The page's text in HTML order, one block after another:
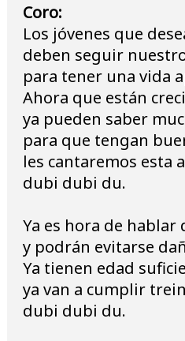
Coro:
Los jóvenes que
deben seguir
para tener una vida
Ahora que están
ya pueden saber
para que tengan
les cantaremos esta
dubi dubi du.
Ya es hora de hablar
y podrán evitarse
Ya tienen edad
ya van a cumplir
dubi dubi du.